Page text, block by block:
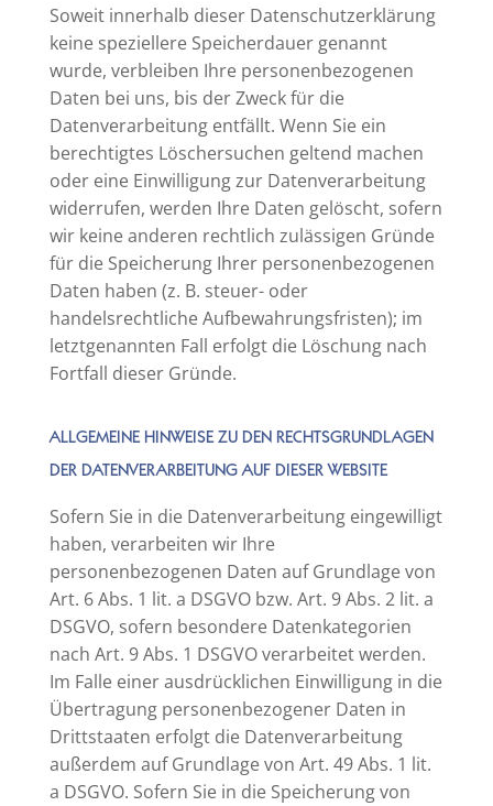
Soweit innerhalb dieser Datenschutzerklärung
keine speziellere Speicherdauer genannt
wurde, verbleiben Ihre personenbezogenen
Daten bei uns, bis der Zweck für die
Datenverarbeitung entfällt. Wenn Sie ein
berechtigtes Löschersuchen geltend machen
oder eine Einwilligung zur Datenverarbeitung
widerrufen, werden Ihre Daten gelöscht, sofern
wir keine anderen rechtlich zulässigen Gründe
für die Speicherung Ihrer personenbezogenen
Daten haben (z. B. steuer- oder
handelsrechtliche Aufbewahrungsfristen); im
letztgenannten Fall erfolgt die Löschung nach
Fortfall dieser Gründe.
ALLGEMEINE HINWEISE ZU DEN RECHTSGRUNDLAGEN
DER DATENVERARBEITUNG AUF DIESER WEBSITE
Sofern Sie in die Datenverarbeitung eingewilligt
haben, verarbeiten wir Ihre
personenbezogenen Daten auf Grundlage von
Art. 6 Abs. 1 lit. a DSGVO bzw. Art. 9 Abs. 2 lit. a
DSGVO, sofern besondere Datenkategorien
nach Art. 9 Abs. 1 DSGVO verarbeitet werden.
Im Falle einer ausdrücklichen Einwilligung in die
Übertragung personenbezogener Daten in
Drittstaaten erfolgt die Datenverarbeitung
außerdem auf Grundlage von Art. 49 Abs. 1 lit.
a DSGVO. Sofern Sie in die Speicherung von